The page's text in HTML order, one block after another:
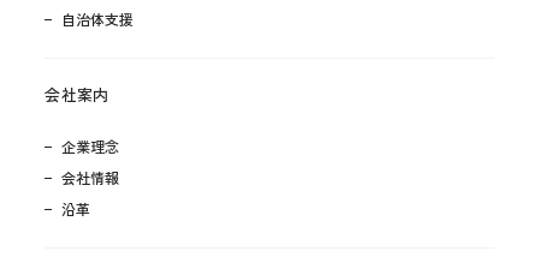
自治体支援
会社案内
企業理念
会社情報
沿革